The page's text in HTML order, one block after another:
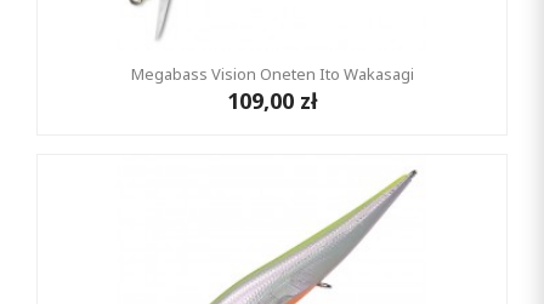
Megabass Vision Oneten Ito Wakasagi
109,00 zł